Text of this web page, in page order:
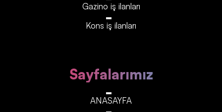
Gazino iş ilanları
Kons iş ilanları
Sayfalarımız
ANASAYFA